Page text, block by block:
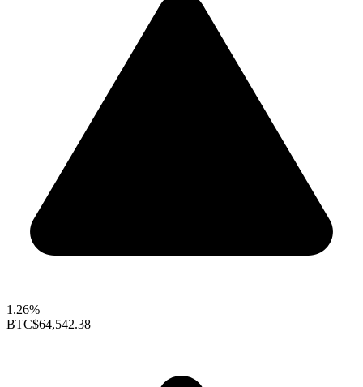
1.26%
BTC$64,542.38